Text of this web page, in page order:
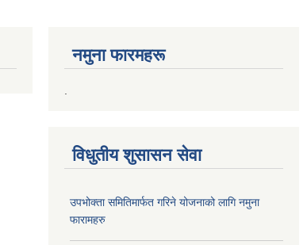
नमुना फारमहरू
विधुतीय शुसासन सेवा
उपभोक्ता समितिमार्फत गरिने योजनाको लागि नमुना
फारामहरु